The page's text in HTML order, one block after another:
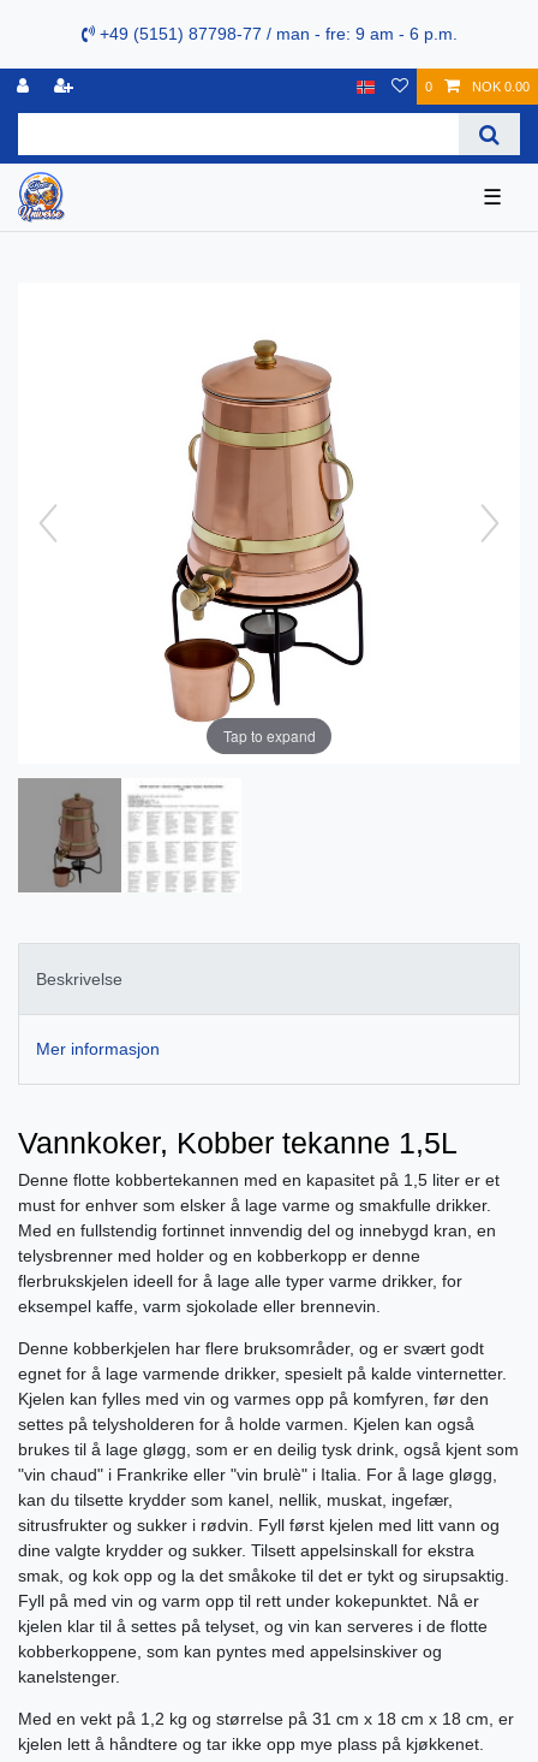
+49 (5151) 87798-77 / man - fre: 9 am - 6 p.m.
0 NOK 0.00
☰
Tap to expand
Beskrivelse
Mer informasjon
Vannkoker, Kobber tekanne 1,5L
Denne flotte kobbertekannen med en kapasitet på 1,5 liter er et
must for enhver som elsker å lage varme og smakfulle drikker.
Med en fullstendig fortinnet innvendig del og innebygd kran, en
telysbrenner med holder og en kobberkopp er denne
flerbrukskjelen ideell for å lage alle typer varme drikker, for
eksempel kaffe, varm sjokolade eller brennevin.
Denne kobberkjelen har flere bruksområder, og er svært godt
egnet for å lage varmende drikker, spesielt på kalde vinternetter.
Kjelen kan fylles med vin og varmes opp på komfyren, før den
settes på telysholderen for å holde varmen. Kjelen kan også
brukes til å lage gløgg, som er en deilig tysk drink, også kjent som
"vin chaud" i Frankrike eller "vin brulè" i Italia. For å lage gløgg,
kan du tilsette krydder som kanel, nellik, muskat, ingefær,
sitrusfrukter og sukker i rødvin. Fyll først kjelen med litt vann og
dine valgte krydder og sukker. Tilsett appelsinskall for ekstra
smak, og kok opp og la det småkoke til det er tykt og sirupsaktig.
Fyll på med vin og varm opp til rett under kokepunktet. Nå er
kjelen klar til å settes på telyset, og vin kan serveres i de flotte
kobberkoppene, som kan pyntes med appelsinskiver og
kanelstenger.
Med en vekt på 1,2 kg og størrelse på 31 cm x 18 cm x 18 cm, er
kjelen lett å håndtere og tar ikke opp mye plass på kjøkkenet.